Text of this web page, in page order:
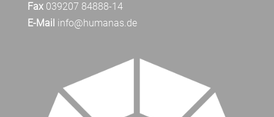
Fax039207 84888-14
E-Mail info@humanas.de